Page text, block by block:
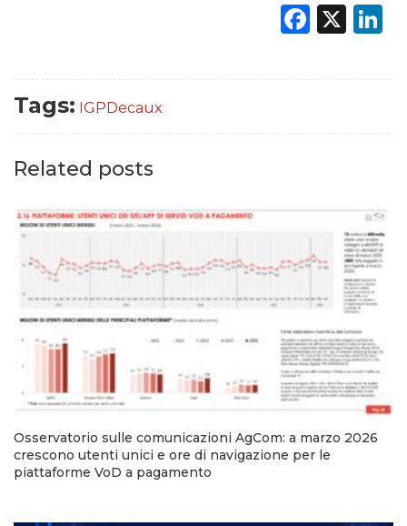
X
Tags: IGPDecaux
Related posts
Osservatorio sulle comunicazioni AgCom: a marzo 2026
crescono utenti unici e ore di navigazione per le
piattaforme VoD a pagamento